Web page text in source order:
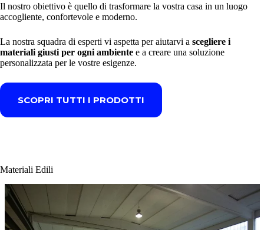
Il nostro obiettivo è quello di trasformare la vostra casa in un luogo
accogliente, confortevole e moderno.
La nostra squadra di esperti vi aspetta per aiutarvi a scegliere i
materiali giusti per ogni ambiente e a creare una soluzione
personalizzata per le vostre esigenze.
SCOPRI TUTTI I PRODOTTI
Materiali Edili